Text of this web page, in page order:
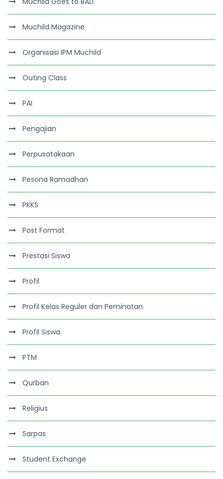
Muchild Magazine
Organisasi IPM Muchild
Outing Class
PAI
Pengajian
Perpusatakaan
Pesona Ramadhan
PKKS
Post Format
Prestasi Siswa
Profil
Profil Kelas Reguler dan Peminatan
Profil Siswa
PTM
Qurban
Religius
Sarpas
Student Exchange